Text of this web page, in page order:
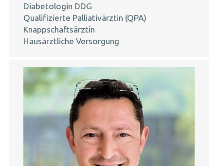
Diabetologin DDG
Qualifizierte Palliativärztin (QPA)
Knappschaftsärztin
Hausärztliche Versorgung